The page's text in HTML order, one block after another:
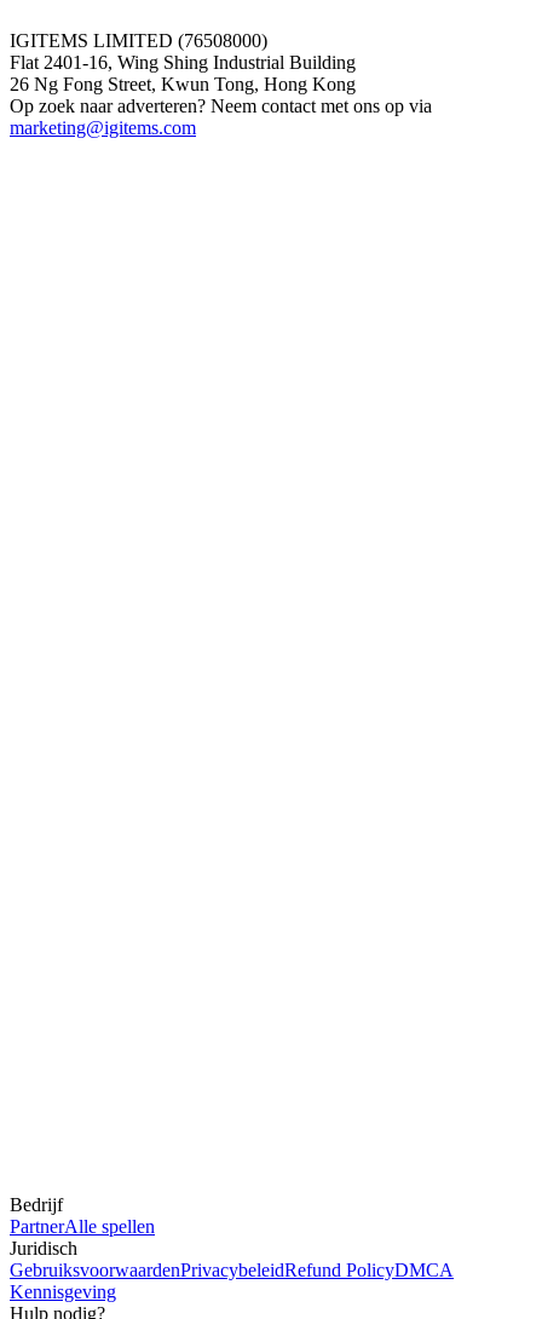
IGITEMS LIMITED (76508000)
Flat 2401-16, Wing Shing Industrial Building
26 Ng Fong Street, Kwun Tong, Hong Kong
Op zoek naar adverteren? Neem contact met ons op via
marketing@igitems.com
Bedrijf
PartnerAlle spellen
Juridisch
GebruiksvoorwaardenPrivacybeleidRefund PolicyDMCA
Kennisgeving
Hulp nodig?